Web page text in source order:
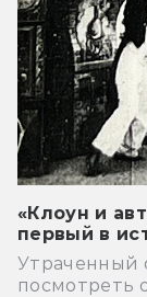
«Клоун и
первый в
Утраченный
посмотреть